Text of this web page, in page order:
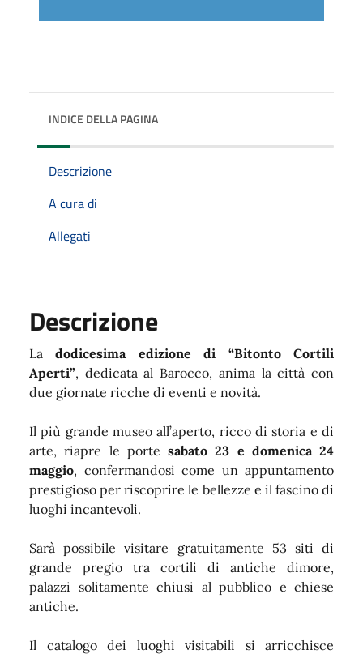
INDICE DELLA PAGINA
Descrizione
A cura di
Allegati
Descrizione
Ladodicesima edizione di “Bitonto Cortili
Aperti”, dedicata al Barocco, anima la città con
due giornate ricche di eventi e novità.
Il più grande museo all’aperto, ricco di storia e di
arte, riapre le porte sabato 23 e domenica 24
maggio, confermandosi come un appuntamento
prestigioso per riscoprire le bellezze e il fascino di
luoghi incantevoli.
Sarà possibile visitare gratuitamente 53 siti di
grande pregio tra cortili di antiche dimore,
palazzi solitamente chiusi al pubblico e chiese
antiche.
Il catalogo dei luoghi visitabili si arricchisce